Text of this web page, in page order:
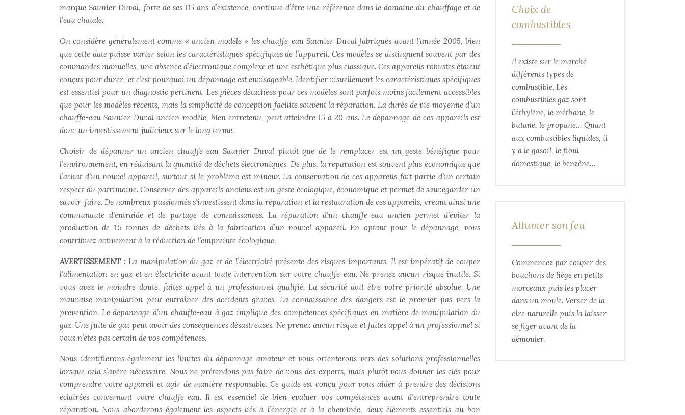
marque Saunier Duval, forte de ses 115 ans d’existence, continue d’être une référence dans le domaine du chauffage et de
l’eau chaude.
On considère généralement comme « ancien modèle » les chauffe-eau Saunier Duval fabriqués avant l’année 2005, bien
que cette date puisse varier selon les caractéristiques spécifiques de l’appareil. Ces modèles se distinguent souvent par des
commandes manuelles, une absence d’électronique complexe et une esthétique plus classique. Ces appareils robustes étaient
conçus pour durer, et c’est pourquoi un dépannage est envisageable. Identifier visuellement les caractéristiques spécifiques
est essentiel pour un diagnostic pertinent. Les pièces détachées pour ces modèles sont parfois moins facilement accessibles
que pour les modèles récents, mais la simplicité de conception facilite souvent la réparation. La durée de vie moyenne d’un
chauffe-eau Saunier Duval ancien modèle, bien entretenu, peut atteindre 15 à 20 ans. Le dépannage de ces appareils est
donc un investissement judicieux sur le long terme.
Choisir de dépanner un ancien chauffe-eau Saunier Duval plutôt que de le remplacer est un geste bénéfique pour
l’environnement, en réduisant la quantité de déchets électroniques. De plus, la réparation est souvent plus économique que
l’achat d’un nouvel appareil, surtout si le problème est mineur. La conservation de ces appareils fait partie d’un certain
respect du patrimoine. Conserver des appareils anciens est un geste écologique, économique et permet de sauvegarder un
savoir-faire. De nombreux passionnés s’investissent dans la réparation et la restauration de ces appareils, créant ainsi une
communauté d’entraide et de partage de connaissances. La réparation d’un chauffe-eau ancien permet d’éviter la
production de 1.5 tonnes de déchets liés à la fabrication d’un nouvel appareil. En optant pour le dépannage, vous
contribuez activement à la réduction de l’empreinte écologique.
AVERTISSEMENT :La manipulation du gaz et de l’électricité présente des risques importants. Il est impératif de couper
l’alimentation en gaz et en électricité avant toute intervention sur votre chauffe-eau. Ne prenez aucun risque inutile. Si
vous avez le moindre doute, faites appel à un professionnel qualifié. La sécurité doit être votre priorité absolue. Une
mauvaise manipulation peut entraîner des accidents graves. La connaissance des dangers est le premier pas vers la
prévention. Le dépannage d’un chauffe-eau à gaz implique des compétences spécifiques en matière de manipulation du
gaz. Une fuite de gaz peut avoir des conséquences désastreuses. Ne prenez aucun risque et faites appel à un professionnel si
vous n’êtes pas certain de vos compétences.
Nous identifierons également les limites du dépannage amateur et vous orienterons vers des solutions professionnelles
lorsque cela s’avère nécessaire. Nous ne prétendons pas faire de vous des experts, mais plutôt vous donner les clés pour
comprendre votre appareil et agir de manière responsable. Ce guide est conçu pour vous aider à prendre des décisions
éclairées concernant votre chauffe-eau. Il est essentiel de bien évaluer vos compétences avant d’entreprendre toute
réparation. Nous aborderons également les aspects liés à l’énergie et à la cheminée, deux éléments essentiels au bon
Choix de
combustibles
Il existe sur le marché
différents types de
combustible. Les
combustibles gaz sont
l’éthylène, le méthane, le
butane, le propane… Quant
aux combustibles liquides, il
y a le gasoil, le fioul
domestique, le benzène…
Allumer son feu
Commencez par couper des
bouchons de liège en petits
morceaux puis les placer
dans un moule. Verser de la
cire naturelle puis la laisser
se figer avant de la
démouler.